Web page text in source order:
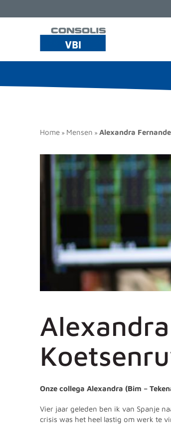
Home » Mensen » Alexandra
Onze collega Alexandra (Bim –
Vier jaar geleden ben ik van Spanje
crisis was het heel lastig om werk te